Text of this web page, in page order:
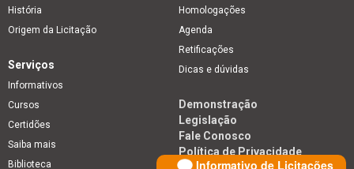
Informativo de Licitações
História
Origem da Licitação
Homologações
Agenda
Retificações
Dicas e dúvidas
Serviços
Informativos
Cursos
Certidões
Saiba mais
Biblioteca
Demonstração
Legislação
Fale Conosco
Política de Privacidade